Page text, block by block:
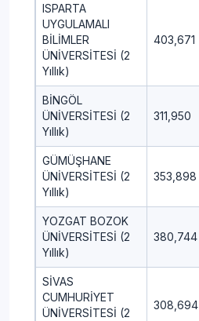
ISPARTA
UYGULAMALI
BİLİMLER
ÜNİVERSİTESİ (2
Yıllık)
403,671
BİNGÖL
ÜNİVERSİTESİ (2
Yıllık)
311,950
GÜMÜŞHANE
ÜNİVERSİTESİ (2
Yıllık)
353,898
YOZGAT BOZOK
ÜNİVERSİTESİ (2
Yıllık)
380,744
SİVAS
CUMHURİYET
ÜNİVERSİTESİ (2
308,694